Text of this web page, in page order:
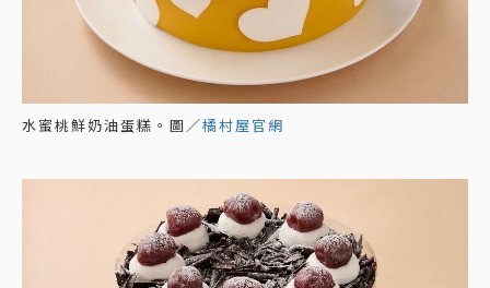
水蜜桃鮮奶油蛋糕。圖／橘村屋官網